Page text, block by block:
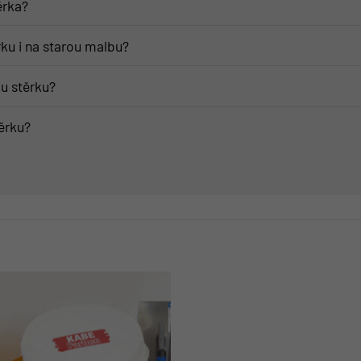
i na starou malbu?
stěrku?